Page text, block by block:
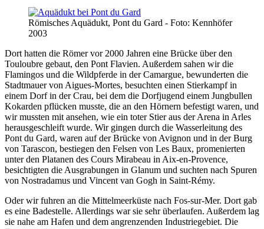
Römisches Aquädukt, Pont du Gard - Foto: Kennhöfer
2003
Dort hatten die Römer vor 2000 Jahren eine Brücke über den
Touloubre gebaut, den Pont Flavien. Außerdem sahen wir die
Flamingos und die Wildpferde in der Camargue, bewunderten die
Stadtmauer von Aigues-Mortes, besuchten einen Stierkampf in
einem Dorf in der Crau, bei dem die Dorfjugend einem Jungbullen
Kokarden pflücken musste, die an den Hörnern befestigt waren, und
wir mussten mit ansehen, wie ein toter Stier aus der Arena in Arles
herausgeschleift wurde. Wir gingen durch die Wasserleitung des
Pont du Gard, waren auf der Brücke von Avignon und in der Burg
von Tarascon, bestiegen den Felsen von Les Baux, promenierten
unter den Platanen des Cours Mirabeau in Aix-en-Provence,
besichtigten die Ausgrabungen in Glanum und suchten nach Spuren
von Nostradamus und Vincent van Gogh in Saint-Rémy.
Oder wir fuhren an die Mittelmeerküste nach Fos-sur-Mer. Dort gab
es eine Badestelle. Allerdings war sie sehr überlaufen. Außerdem lag
sie nahe am Hafen und dem angrenzenden Industriegebiet. Die